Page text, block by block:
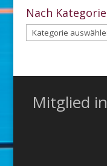
Archiv
Nach Kategorie
Nach
Kategorie
Mitglied in